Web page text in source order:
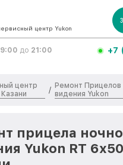
центр Yukon
до 21:00 +7
центр
/
Ремонт Прицелов
видения Yukon
прицела
Yukon RT